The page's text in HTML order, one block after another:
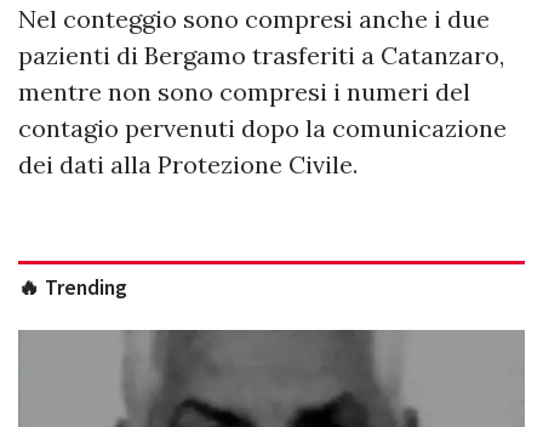
Nel conteggio sono compresi anche i due
pazienti di Bergamo trasferiti a Catanzaro,
mentre non sono compresi i numeri del
contagio pervenuti dopo la comunicazione
dei dati alla Protezione Civile.
🔥 Trending